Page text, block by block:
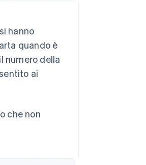
hanno
quando è
numero della
ai
che non